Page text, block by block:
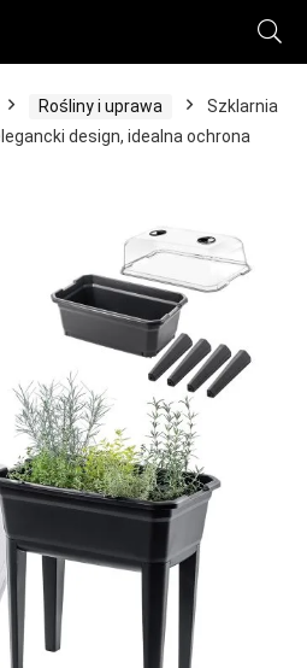
Rośliny i uprawa
Szklarnia
design, idealna ochrona